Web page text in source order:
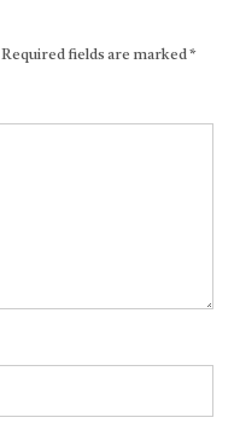
Required fields are marked*